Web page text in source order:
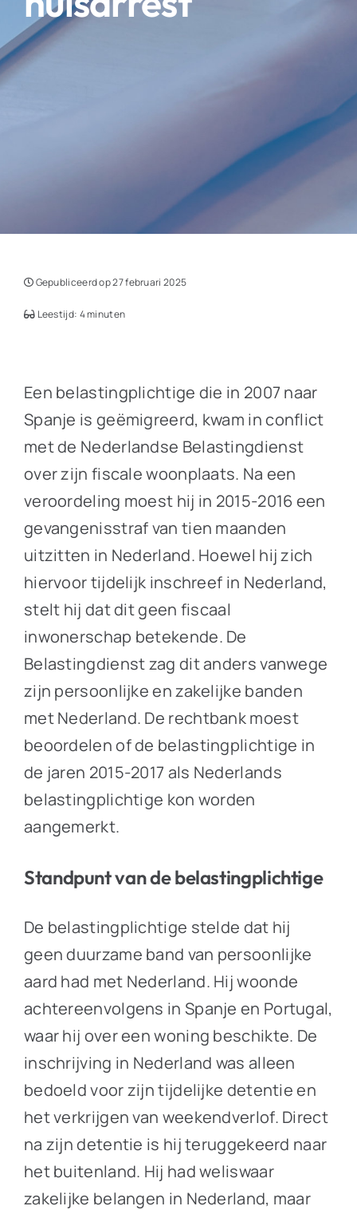
Gepubliceerd op 27 februari 2025
Leestijd: 4 minuten
Een belastingplichtige die in 2007 naar
Spanje is geëmigreerd, kwam in conflict
met de Nederlandse Belastingdienst
over zijn fiscale woonplaats. Na een
veroordeling moest hij in 2015-2016 een
gevangenisstraf van tien maanden
uitzitten in Nederland. Hoewel hij zich
hiervoor tijdelijk inschreef in Nederland,
stelt hij dat dit geen fiscaal
inwonerschap betekende. De
Belastingdienst zag dit anders vanwege
zijn persoonlijke en zakelijke banden
met Nederland. De rechtbank moest
beoordelen of de belastingplichtige in
de jaren 2015-2017 als Nederlands
belastingplichtige kon worden
aangemerkt.
Standpunt van de belastingplichtige
De belastingplichtige stelde dat hij
geen duurzame band van persoonlijke
aard had met Nederland. Hij woonde
achtereenvolgens in Spanje en Portugal,
waar hij over een woning beschikte. De
inschrijving in Nederland was alleen
bedoeld voor zijn tijdelijke detentie en
het verkrijgen van weekendverlof. Direct
na zijn detentie is hij teruggekeerd naar
het buitenland. Hij had weliswaar
zakelijke belangen in Nederland, maar